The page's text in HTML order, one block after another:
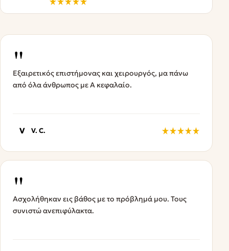
"
Εξαιρετικός επιστήμονας και χειρουργός, μα πάνω
από όλα άνθρωπος με Α κεφαλαίο.
V V. C.
"
Ασχολήθηκαν εις βάθος με το πρόβλημά μου. Τους
συνιστώ ανεπιφύλακτα.